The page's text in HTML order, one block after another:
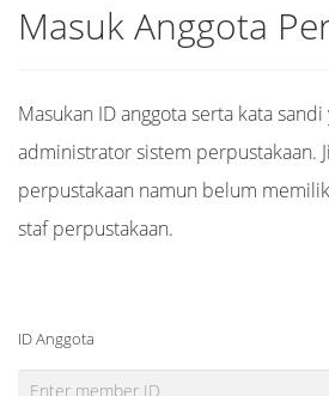
Masuk Anggota
Masukan ID anggota serta kata
administrator sistem perpustakaan.
perpustakaan namun belum
staf perpustakaan.
ID Anggota